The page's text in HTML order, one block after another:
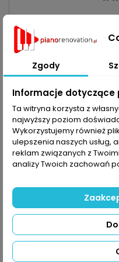

Obecnie brak na stanie
DRUT
Zgody
Informacje dotyczące
Ta witryna korzysta z
najwyższy poziom
Wykorzystujemy również
ulepszenia naszych usług,
reklam związanych z
analizy Twoich zachowań